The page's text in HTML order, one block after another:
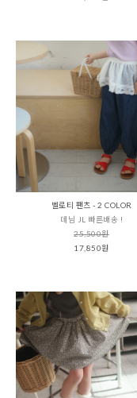
벨로티 팬츠 - 2 COLOR
데님 JL 빠른배송 !
25,500원
17,850원